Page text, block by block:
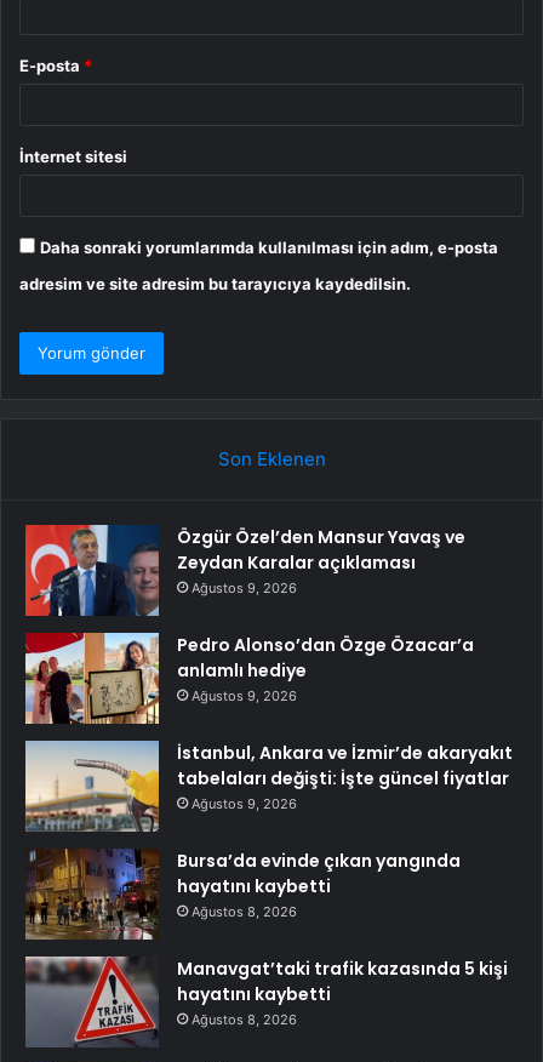
E-posta *
İnternet sitesi
Daha sonraki yorumlarımda kullanılması için adım, e-posta
adresim ve site adresim bu tarayıcıya kaydedilsin.
Son Eklenen
Özgür Özel’den Mansur Yavaş ve
Zeydan Karalar açıklaması
Ağustos 9, 2026
Pedro Alonso’dan Özge Özacar’a
anlamlı hediye
Ağustos 9, 2026
İstanbul, Ankara ve İzmir’de akaryakıt
tabelaları değişti: İşte güncel fiyatlar
Ağustos 9, 2026
Bursa’da evinde çıkan yangında
hayatını kaybetti
Ağustos 8, 2026
Manavgat’taki trafik kazasında 5 kişi
hayatını kaybetti
Ağustos 8, 2026